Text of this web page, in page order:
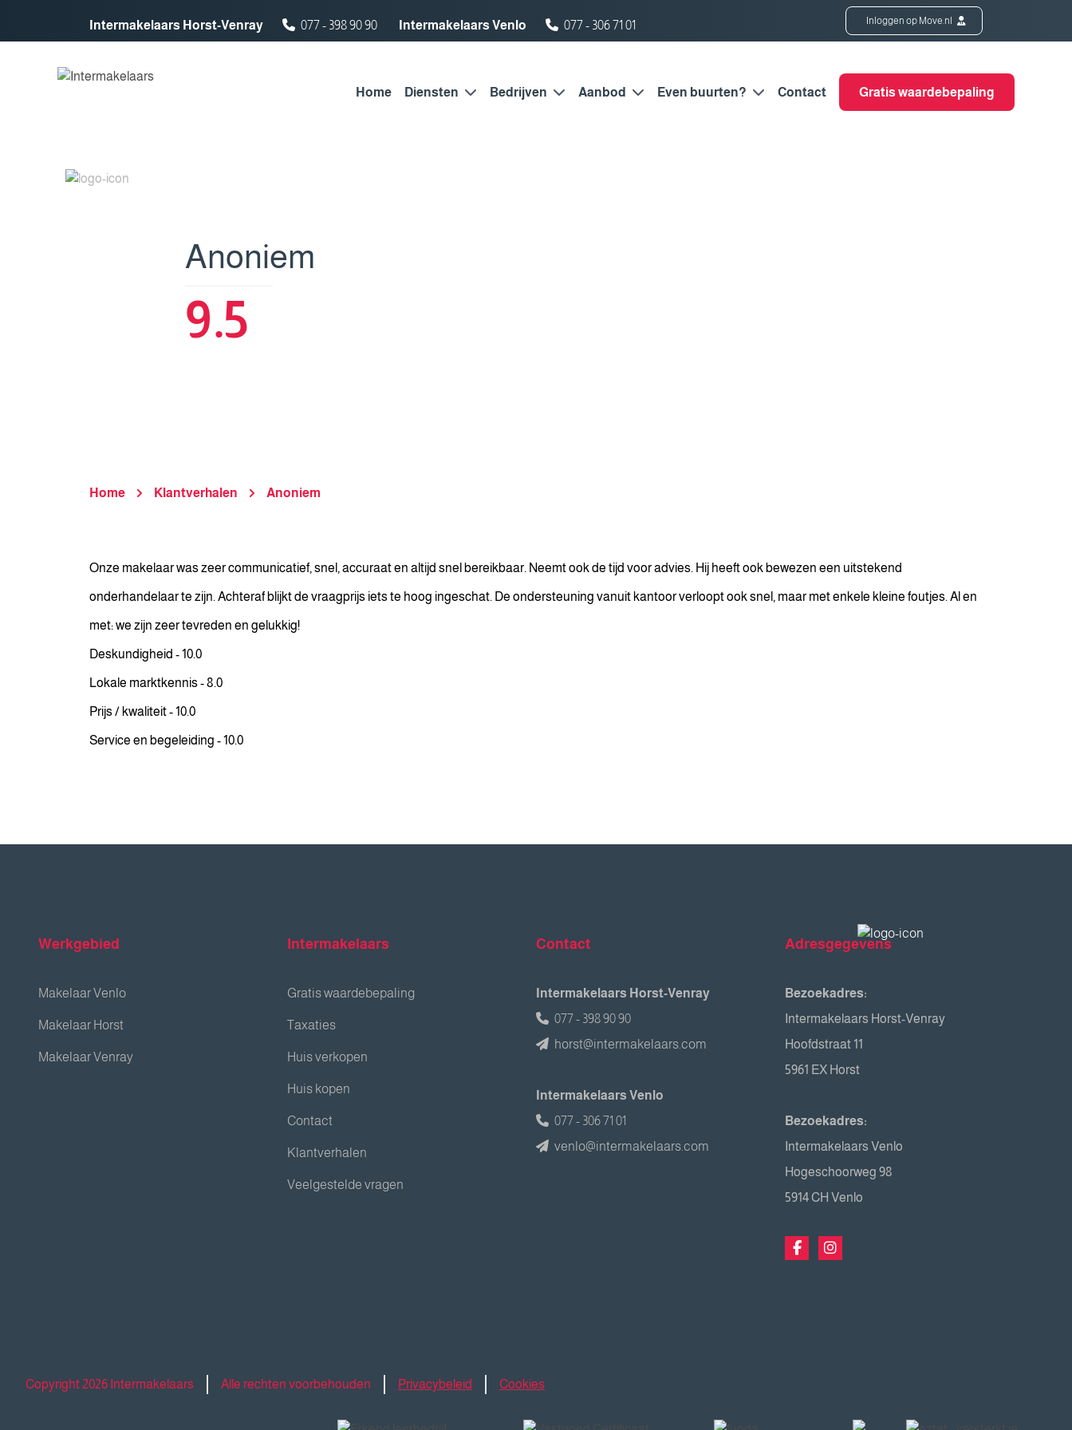
Intermakelaars Horst-Venray
077 - 398 90 90 Intermakelaars Venlo 077 - 306 71 01 Inloggen op Move.nl
Home Diensten Bedrijven Aanbod Even buurten? Contact Gratis waardebepaling
Anoniem
9.5
Home Klantverhalen Anoniem
Onze makelaar was zeer communicatief, snel, accuraat en altijd snel bereikbaar. Neemt ook de tijd voor advies. Hij heeft ook bewezen een uitstekend
onderhandelaar te zijn. Achteraf blijkt de vraagprijs iets te hoog ingeschat. De ondersteuning vanuit kantoor verloopt ook snel, maar met enkele kleine foutjes. Al en
met: we zijn zeer tevreden en gelukkig!
Deskundigheid - 10.0
Lokale marktkennis - 8.0
Prijs / kwaliteit - 10.0
Service en begeleiding - 10.0
Werkgebied
Makelaar Venlo
Makelaar Horst
Makelaar Venray
Intermakelaars
Gratis waardebepaling
Taxaties
Huis verkopen
Huis kopen
Contact
Klantverhalen
Veelgestelde vragen
Contact
Intermakelaars Horst-Venray
077 - 398 90 90
horst@intermakelaars.com
Intermakelaars Venlo
077 - 306 71 01
venlo@intermakelaars.com
Adresgegevens
Bezoekadres:
Intermakelaars Horst-Venray
Hoofdstraat 11
5961 EX Horst
Bezoekadres:
Intermakelaars Venlo
Hogeschoorweg 98
5914 CH Venlo
Copyright 2026 Intermakelaars Alle rechten voorbehouden Privacybeleid Cookies